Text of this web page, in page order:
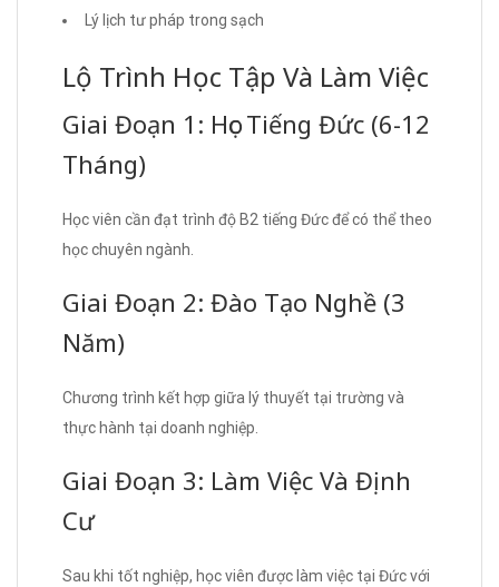
Lý lịch tư pháp trong sạch
Lộ Trình Học Tập Và Làm Việc
Giai Đoạn 1: Học Tiếng Đức (6-12
Tháng)
Học viên cần đạt trình độ B2 tiếng Đức để có thể theo
học chuyên ngành.
Giai Đoạn 2: Đào Tạo Nghề (3
Năm)
Chương trình kết hợp giữa lý thuyết tại trường và
thực hành tại doanh nghiệp.
Giai Đoạn 3: Làm Việc Và Định
Cư
Sau khi tốt nghiệp, học viên được làm việc tại Đức với